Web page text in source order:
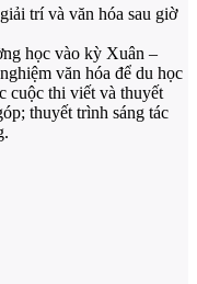
trí và văn hóa sau giờ
học vào kỳ Xuân –
văn hóa để du học
cuộc thi viết và thuyết
thuyết trình sáng tác